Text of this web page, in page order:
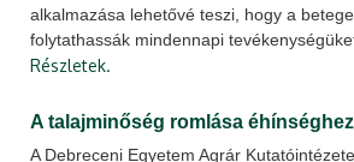
alkalmazása lehetővé teszi, hogy a
folytathassák mindennapi
Részletek.
A talajminőség romlása
A Debreceni Egyetem Agrár